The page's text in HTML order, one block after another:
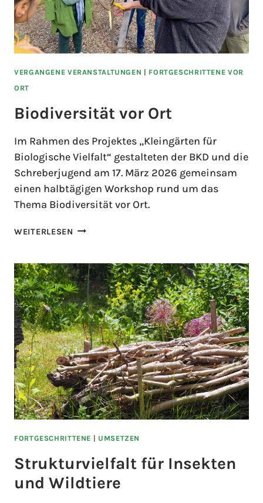
VERGANGENE VERANSTALTUNGEN | FORTGESCHRITTENE VOR
ORT
Biodiversität vor Ort
Im Rahmen des Projektes „Kleingärten für
Biologische Vielfalt“ gestalteten der BKD und die
Schreberjugend am 17. März 2026 gemeinsam
einen halbtägigen Workshop rund um das
Thema Biodiversität vor Ort.
WEITERLESEN
FORTGESCHRITTENE | UMSETZEN
Strukturvielfalt für Insekten
und Wildtiere